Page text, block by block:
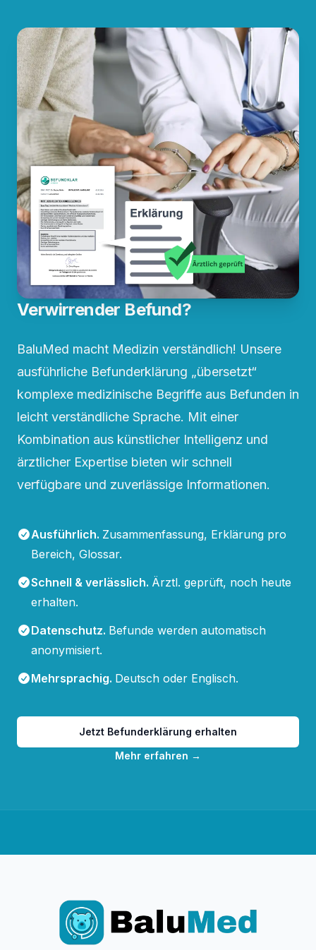
Verwirrender Befund?
BaluMed macht Medizin verständlich! Unsere
ausführliche Befunderklärung „übersetzt“
komplexe medizinische Begriffe aus Befunden in
leicht verständliche Sprache. Mit einer
Kombination aus künstlicher Intelligenz und
ärztlicher Expertise bieten wir schnell
verfügbare und zuverlässige Informationen.
Ausführlich. Zusammenfassung, Erklärung pro
Bereich, Glossar.
Schnell & verlässlich. Ärztl. geprüft, noch heute
erhalten.
Datenschutz. Befunde werden automatisch
anonymisiert.
Mehrsprachig. Deutsch oder Englisch.
Jetzt Befunderklärung erhalten
Mehr erfahren →